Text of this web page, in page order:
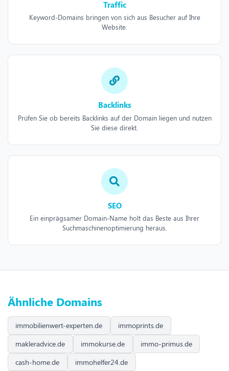
Traffic
Keyword-Domains bringen von sich aus Besucher auf Ihre
Website.
Backlinks
Prüfen Sie ob bereits Backlinks auf der Domain liegen und nutzen
Sie diese direkt.
SEO
Ein einprägsamer Domain-Name holt das Beste aus Ihrer
Suchmaschinenoptimierung heraus.
Ähnliche Domains
immobilienwert-experten.de
immoprints.de
makleradvice.de
immokurse.de
immo-primus.de
cash-home.de
immohelfer24.de